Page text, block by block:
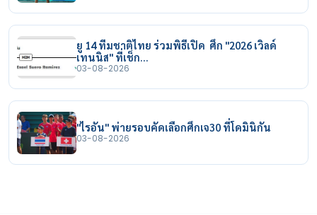
ยู 14 ทีมชาติไทย ร่วมพิธีเปิด ศึก "2026 เวิลด์
เทนนิส" ที่เช็ก…
03-08-2026
"ไรอัน" พ่ายรอบคัดเลือกศึกเจ30 ที่โดมินิกัน
03-08-2026